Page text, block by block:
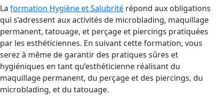
La formation Hygiène et Salubrité répond aux obligations
qui s’adressent aux activités de microblading, maquillage
permanent, tatouage, et perçage et piercings pratiquées
par les esthéticiennes. En suivant cette formation, vous
serez à même de garantir des pratiques sûres et
hygiéniques en tant qu’esthéticienne réalisant du
maquillage permanent, du perçage et des piercings, du
microblading, et du tatouage.